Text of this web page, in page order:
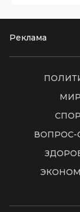
Реклама
МИР
ВОПРОС-